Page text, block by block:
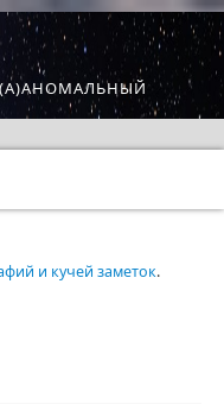
и кучей заметок.